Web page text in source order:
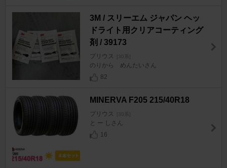
3M / スリーエム ジャパン ヘッ
ドライト用クリアコーティング
剤 / 39173
プリウス
のりから めんたいさん
82
MINERVA F205 215/40R18
プリウス [30系]
と ー しさん
16